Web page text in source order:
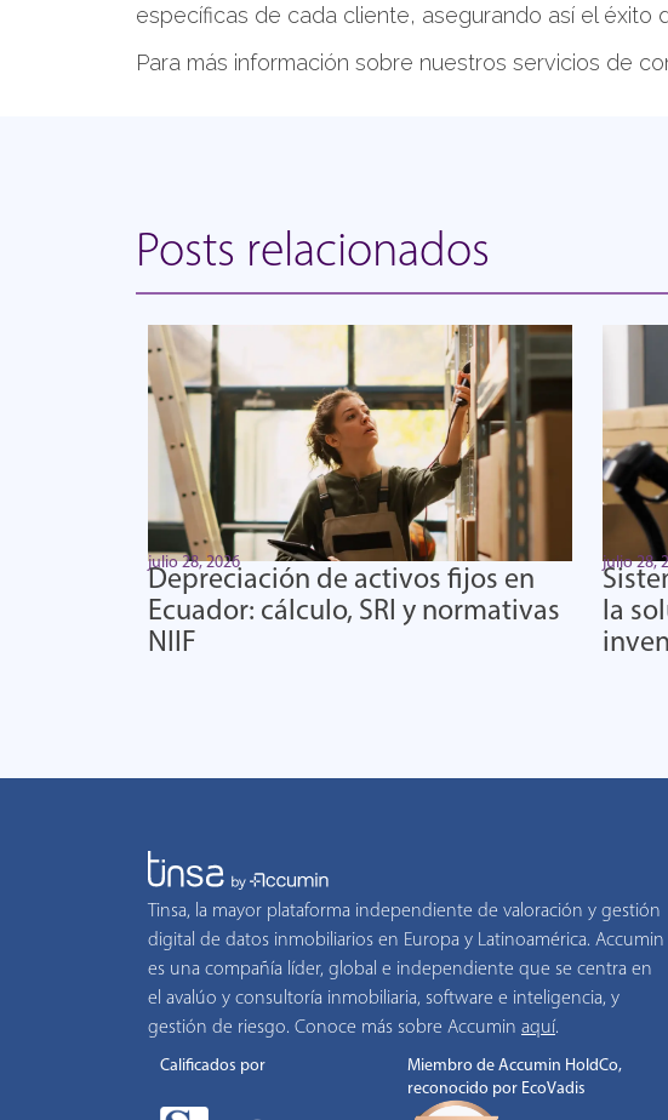
específicas de cada cliente, asegurando así el éxito
Para más información sobre nuestros servicios de
Posts relacionados
julio 28, 2026
Depreciación de activos fijos en
Ecuador: cálculo, SRI y normativas
NIIF
julio 28,
la
Tinsa, la mayor plataforma independiente de valoración y gestión
digital de datos inmobiliarios en Europa y Latinoamérica. Accumin
es una compañía líder, global e independiente que se centra en
el avalúo y consultoría inmobiliaria, software e inteligencia, y
gestión de riesgo. Conoce más sobre Accumin aquí.
Calificados por
Miembro de Accumin HoldCo,
reconocido por EcoVadis